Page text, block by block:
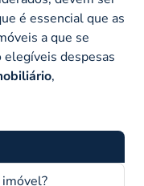
é essencial que as
a que se
despesas
,